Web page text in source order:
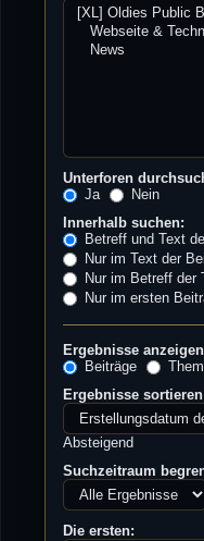
Unterforen
Ja
Nein
Innerhalb suchen:
Betreff und Text
Nur im Text der
Nur im Betreff der
Nur im ersten
Ergebnisse
Beiträge
Ergebnisse
Absteigend
Suchzeitraum
Die ersten: